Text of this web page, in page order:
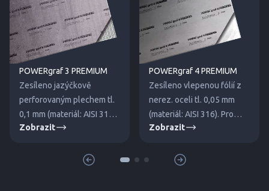
POWERgraf 3 PREMIUM
Zesíleno jazýčkově
perforovaným plechem tl.
0,1 mm (materiál: AISI 316).
Pro střední a vyšší tlaky.
Zobrazit
POWERgraf 4 PREMIUM
Zesíleno vlepenou fólií z
nerez. oceli tl. 0,05 mm
(materiál: AISI 316). Pro
nízké a střední tlaky.
Zobrazit